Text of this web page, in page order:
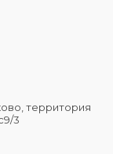
территория
3